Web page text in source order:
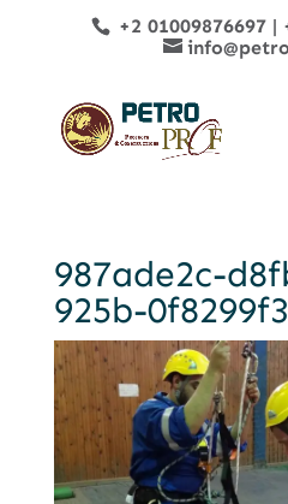
+2 01009876697|
987ade2c-
925b-